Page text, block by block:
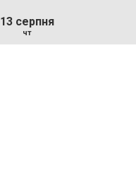
13 серпня
чт